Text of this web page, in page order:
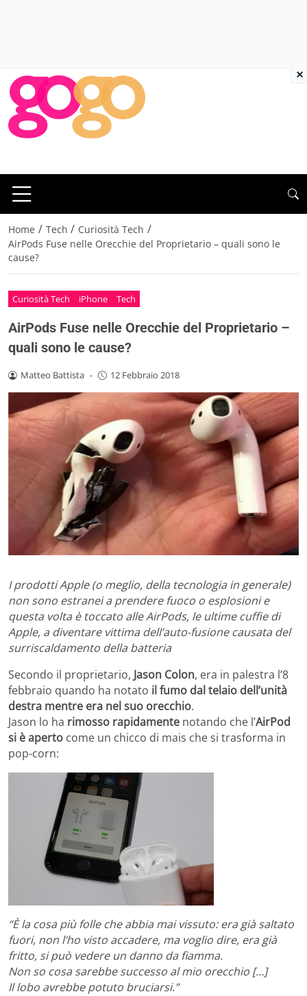
Home / Tech / Curiosità Tech /
AirPods Fuse nelle Orecchie del Proprietario – quali sono le
cause?
Curiosità Tech iPhone Tech
AirPods Fuse nelle Orecchie del Proprietario –
quali sono le cause?
Matteo Battista - 12 Febbraio 2018
I prodotti Apple (o meglio, della tecnologia in generale)
non sono estranei a prendere fuoco o esplosioni e
questa volta è toccato alle AirPods, le ultime cuffie di
Apple, a diventare vittima dell’auto-fusione causata del
surriscaldamento della batteria
Secondo il proprietario, Jason Colon, era in palestra l’8
febbraio quando ha notato il fumo dal telaio dell’unità
destra mentre era nel suo orecchio.
Jason lo ha rimosso rapidamente notando che l’AirPod
si è aperto come un chicco di mais che si trasforma in
pop-corn:
“È la cosa più folle che abbia mai vissuto: era già saltato
fuori, non l’ho visto accadere, ma voglio dire, era già
fritto, si può vedere un danno da fiamma.
Non so cosa sarebbe successo al mio orecchio […]
Il lobo avrebbe potuto bruciarsi.”
×